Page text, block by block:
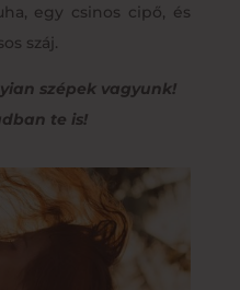
egy csinos cipő, és
száj.
szépek vagyunk!
te is!